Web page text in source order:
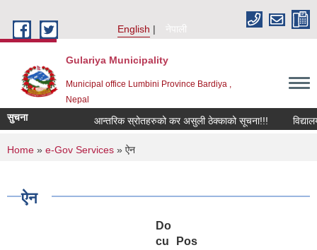
English
नेपाली
Gulariya Municipality
Municipal office Lumbini Province Bardiya ,
Nepal
सुचना आन्तरिक स्रोतहरुको कर असुली ठेक्काको सूचना!!!
You are here
Home » e-Gov Services » ऐन
ऐन
Do
cu
Pos